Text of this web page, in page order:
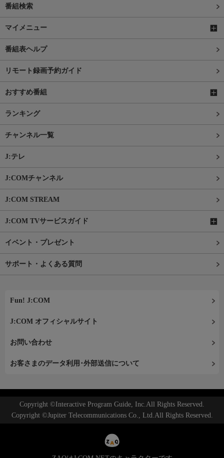
番組検索
マイメニュー
番組表ヘルプ
リモート録画予約ガイド
おすすめ番組
ランキング
チャンネル一覧
J:テレ
J:COMチャンネル
J:COM STREAM
J:COM TVサービスガイド
イベント・プレゼント
サポート・よくある質問
Fun! J:COM
J:COM オフィシャルサイト
お問い合わせ
お客さまのデータ利用･外部送信について
Copyright ©Interactive Program Guide, Inc.All Rights Reserved.
Copyright ©Jupiter Telecommunications Co., Ltd.All Rights Reserved.